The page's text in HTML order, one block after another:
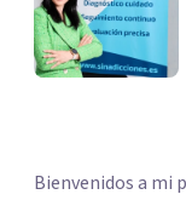
Bienvenidos a mi